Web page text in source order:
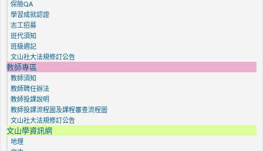
保險QA
學習成就認證
志工招募
班代須知
班級週記
文山社大法規修訂公告
教師專區
教師須知
教師聘任辦法
教師投課說明
教師投課流程圖及課程審查流程圖
文山社大法規修訂公告
文山學資訊網
地理